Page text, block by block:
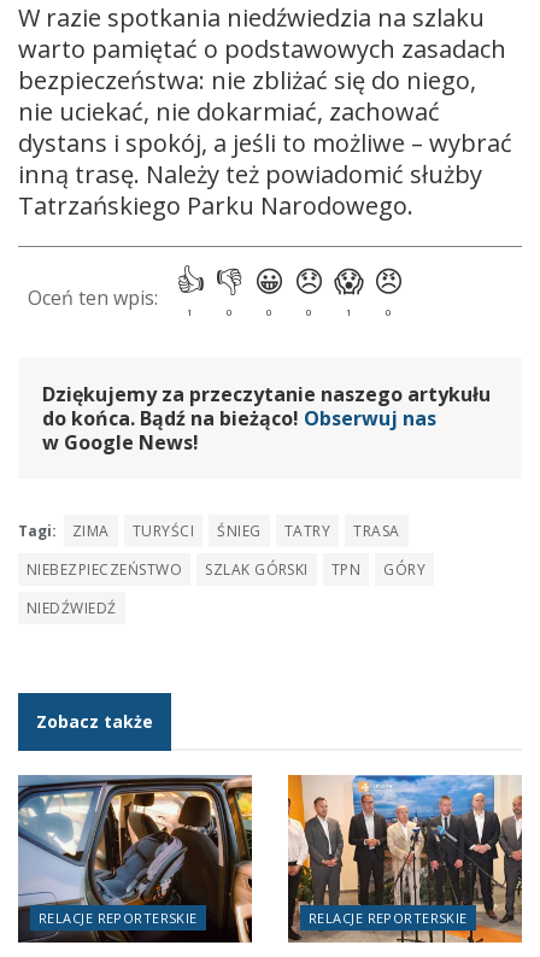
W razie spotkania niedźwiedzia na szlaku
warto pamiętać o podstawowych zasadach
bezpieczeństwa: nie zbliżać się do niego,
nie uciekać, nie dokarmiać, zachować
dystans i spokój, a jeśli to możliwe – wybrać
inną trasę. Należy też powiadomić służby
Tatrzańskiego Parku Narodowego.
Dziękujemy za przeczytanie naszego artykułu
do końca. Bądź na bieżąco! Obserwuj nas
w Google News!
Tagi: ZIMA TURYŚCI ŚNIEG TATRY
TRASA
NIEBEZPIECZEŃSTWO
SZLAK GÓRSKI TPN
GÓRY
NIEDŹWIEDŹ
Zobacz także
RELACJE REPORTERSKIE RELACJE REPORTERSKIE